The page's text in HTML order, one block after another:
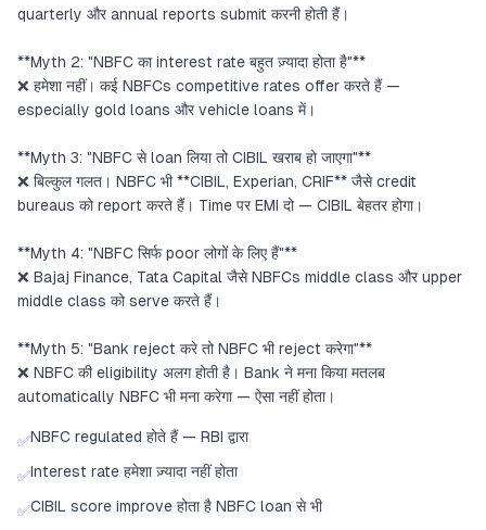
quarterly और annual reports submit करनी होती हैं।
**Myth 2: "NBFC का interest rate बहुत ज़्यादा होता है"**
❌ हमेशा नहीं। कई NBFCs competitive rates offer करते हैं —
especially gold loans और vehicle loans में।
**Myth 3: "NBFC से loan लिया तो CIBIL खराब हो जाएगा"**
❌ बिल्कुल गलत। NBFC भी **CIBIL, Experian, CRIF** जैसे credit
bureaus को report करते हैं। Time पर EMI दो — CIBIL बेहतर होगा।
**Myth 4: "NBFC सिर्फ poor लोगों के लिए हैं"**
❌ Bajaj Finance, Tata Capital जैसे NBFCs middle class और upper
middle class को serve करते हैं।
**Myth 5: "Bank reject करे तो NBFC भी reject करेगा"**
❌ NBFC की eligibility अलग होती है। Bank ने मना किया मतलब
automatically NBFC भी मना करेगा — ऐसा नहीं होता।
✅NBFC regulated होते हैं — RBI द्वारा
✅Interest rate हमेशा ज़्यादा नहीं होता
✅CIBIL score improve होता है NBFC loan से भी